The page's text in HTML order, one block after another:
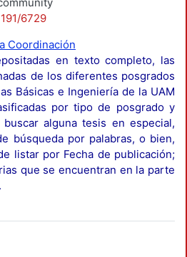
6729
Coordinación
en texto completo, las
de los diferentes posgrados
Básicas e Ingeniería de la UAM
por tipo de posgrado y
buscar alguna tesis en especial,
búsqueda por palabras, o bien,
listar por Fecha de publicación;
que se encuentran en la parte